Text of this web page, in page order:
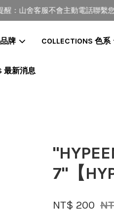
山舍客服不會主動電話聯繫您,
牌 COLLECTIONS 色系
最新消息
7"【
NT$ 200